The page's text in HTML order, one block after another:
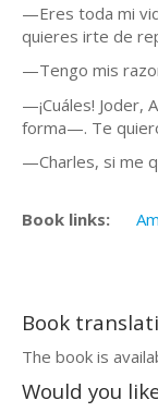
—Eres toda mi
quieres irte de
—Tengo mis
—¡Cuáles! Joder,
forma—. Te
—Charles, si me
Book links:
Book
The book is
Would you